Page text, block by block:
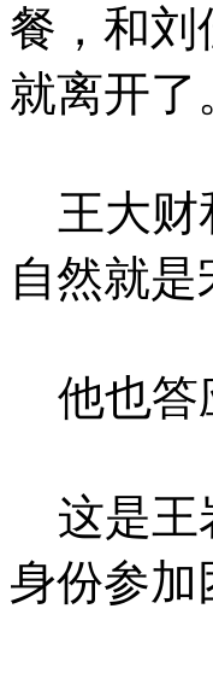
餐，和刘
就离开了
王大财
自然就
他也答
这是王
身份参加